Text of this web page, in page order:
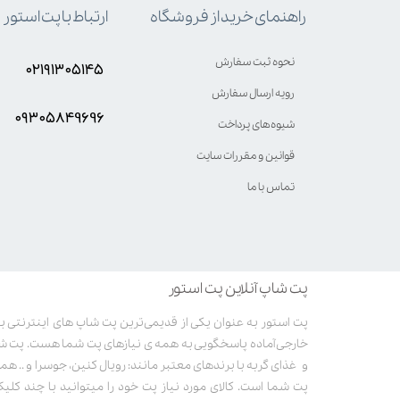
پت شاپ آنلاین پت استور
خارجی آماده پاسخگویی به همه ی نیازهای پت شما هست. پت
و غذای گربه با برندهای معتبر مانند: رویال کنین، جوسرا و ..
پت شما است. کالای مورد نیاز پت خود را میتوانید با چند
راهنمای خرید از فروشگاه
نحوه ثبت سفارش
رویه ارسال سفارش
شیوه‌های پرداخت
قوانین و مقررات سایت
تماس با ما
ارتباط با پت استور
۰۲۱۹۱۳۰۵۱۴۵
۰۹۳۰۵8۴9696